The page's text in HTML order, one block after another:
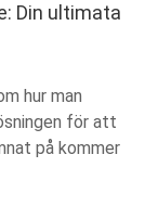
Din ultimata
hur man
för att
på kommer